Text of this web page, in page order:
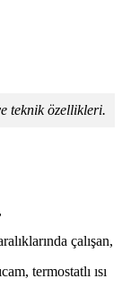
teknik özellikleri.
çalışan,
termostatlı ısı